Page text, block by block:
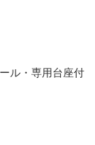
ル・専用台座付